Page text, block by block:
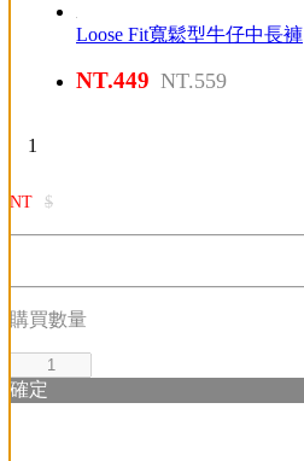
Loose Fit寬鬆型牛仔中長褲
NT.449 NT.559
1
NT $
購買數量
確定